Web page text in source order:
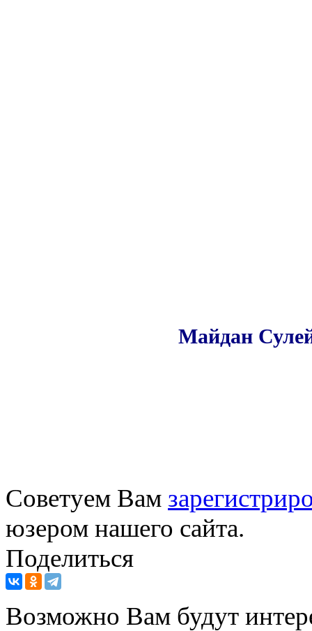
Майдан
Советуем Вам
юзером нашего сайта.
Поделиться
Возможно Вам будут